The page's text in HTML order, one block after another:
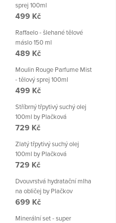
sprej 100ml
499 Kč
Raffaelo - šlehané tělové
máslo 150 ml
489 Kč
Moulin Rouge Parfume Mist
- tělový sprej 100ml
499 Kč
Stříbrný třpytivý suchý olej
100ml by Plačková
729 Kč
Zlatý třpytivý suchý olej
100ml by Plačková
729 Kč
Dvouvrstvá hydratační mlha
na obličej by Plačkov
699 Kč
Minerální set - super